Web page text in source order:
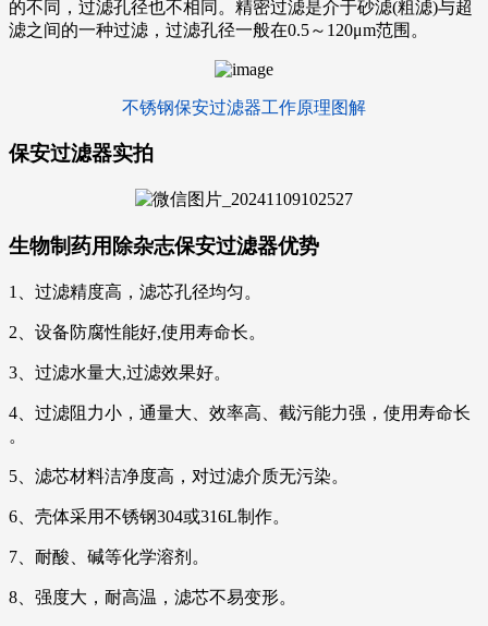
的不同，过滤孔径也不相同。精密过滤是介于砂滤(粗滤)与超
滤之间的一种过滤，过滤孔径一般在0.5～120μm范围。
不锈钢保安过滤器工作原理图解
保安过滤器实拍
生物制药用除杂志保安过滤器优势
1、过滤精度高，滤芯孔径均匀。
2、设备防腐性能好,使用寿命长。
3、过滤水量大,过滤效果好。
4、过滤阻力小，通量大、效率高、截污能力强，使用寿命长
。
5、滤芯材料洁净度高，对过滤介质无污染。
6、壳体采用不锈钢304或316L制作。
7、耐酸、碱等化学溶剂。
8、强度大，耐高温，滤芯不易变形。